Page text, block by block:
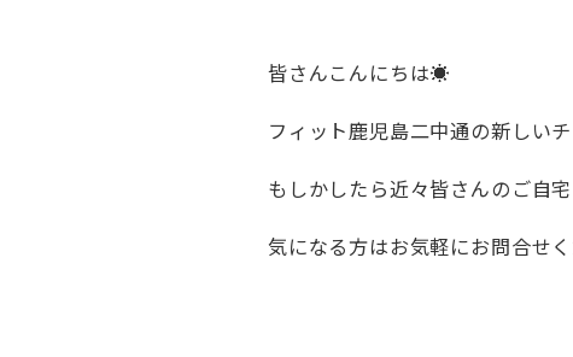
皆さんこんにちは☀
フィット鹿児島二中通の新しい
もしかしたら近々皆さんのご自
気になる方はお気軽にお問合せ